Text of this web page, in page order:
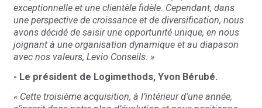
exceptionnelle et une clientèle fidèle. Cependant, dans
une perspective de croissance et de diversification, nous
avons décidé de saisir une opportunité unique, en nous
joignant à une organisation dynamique et au diapason
avec nos valeurs, Levio Conseils. »
- Le président de Logimethods, Yvon Bérubé.
« Cette troisième acquisition, à l’intérieur d’une année,